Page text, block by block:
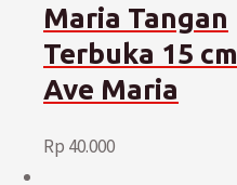
Maria Tangan
Terbuka 15 cm
Ave Maria
Rp 40.000